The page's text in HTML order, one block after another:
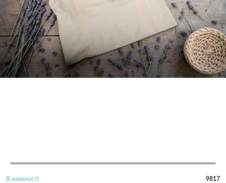
В наявності 9817